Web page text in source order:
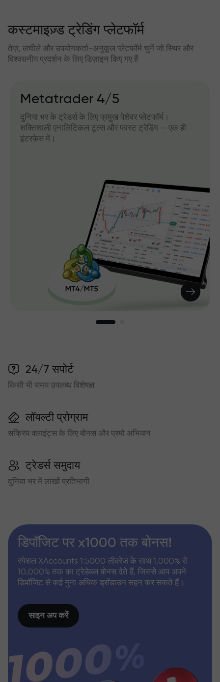
कस्टमाइज़्ड ट्रेडिंग प्लेटफॉर्म
तेज़, लचीले और उपयोगकर्ता-अनुकूल प्लेटफॉर्म चुनें जो स्थिर और
विश्वसनीय प्रदर्शन के लिए डिज़ाइन किए गए हैं
Metatrader 4/5
दुनिया भर के ट्रेडर्स के लिए प्रमुख पेशेवर प्लेटफॉर्म।
शक्तिशाली एनालिटिकल टूल्स और फास्ट ट्रेडिंग — एक ही
इंटरफ़ेस में।
24/7 सपोर्ट
किसी भी समय उपलब्ध विशेषज्ञ
लॉयल्टी प्रोग्राम
सक्रिय क्लाइंट्स के लिए बोनस और प्रमो अभियान
ट्रेडर्स समुदाय
दुनिया भर में लाखों प्रतिभागी
डिपॉजिट पर x1000 तक बोनस!
स्पेशल XAccounts 1:5000 लीवरेज के साथ 1,000% से
10,000% तक का ट्रेडेबल बोनस देते हैं, जिससे आप अपने
डिपॉजिट से कई गुना अधिक ड्रॉडाउन सहन कर सकते हैं।
साइन अप करें